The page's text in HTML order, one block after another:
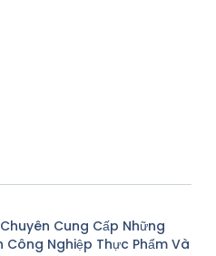
Cung Cấp Những
Công Nghiệp Thực Phẩm Và